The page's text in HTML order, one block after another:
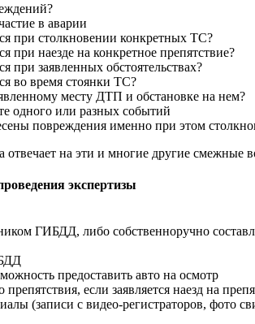
в аварии
при столкновении конкретных ТС?
при наезде на конкретное препятствие?
при заявленных обстоятельствах?
во время стоянки ТС?
месту ДТП и обстановке на нем?
одного или разных событий
повреждения именно при этом
отвечает на эти и многие другие смежные
экспертизы
ГИБДД, либо собственноручно
предоставить авто на осмотр
если заявляется наезд на
(записи с видео-регистраторов, фото